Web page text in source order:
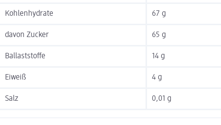
Kohlenhydrate 67 g
davon Zucker 65 g
Ballaststoffe 14 g
Eiweiß 4 g
Salz 0,01 g